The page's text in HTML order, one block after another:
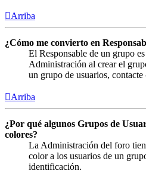
Arriba
¿Cómo me convierto en
El Responsable de un grupo
Administración al crear el
un grupo de usuarios,
Arriba
¿Por qué algunos Grupos de
colores?
La Administración del foro
color a los usuarios de un
identificación.